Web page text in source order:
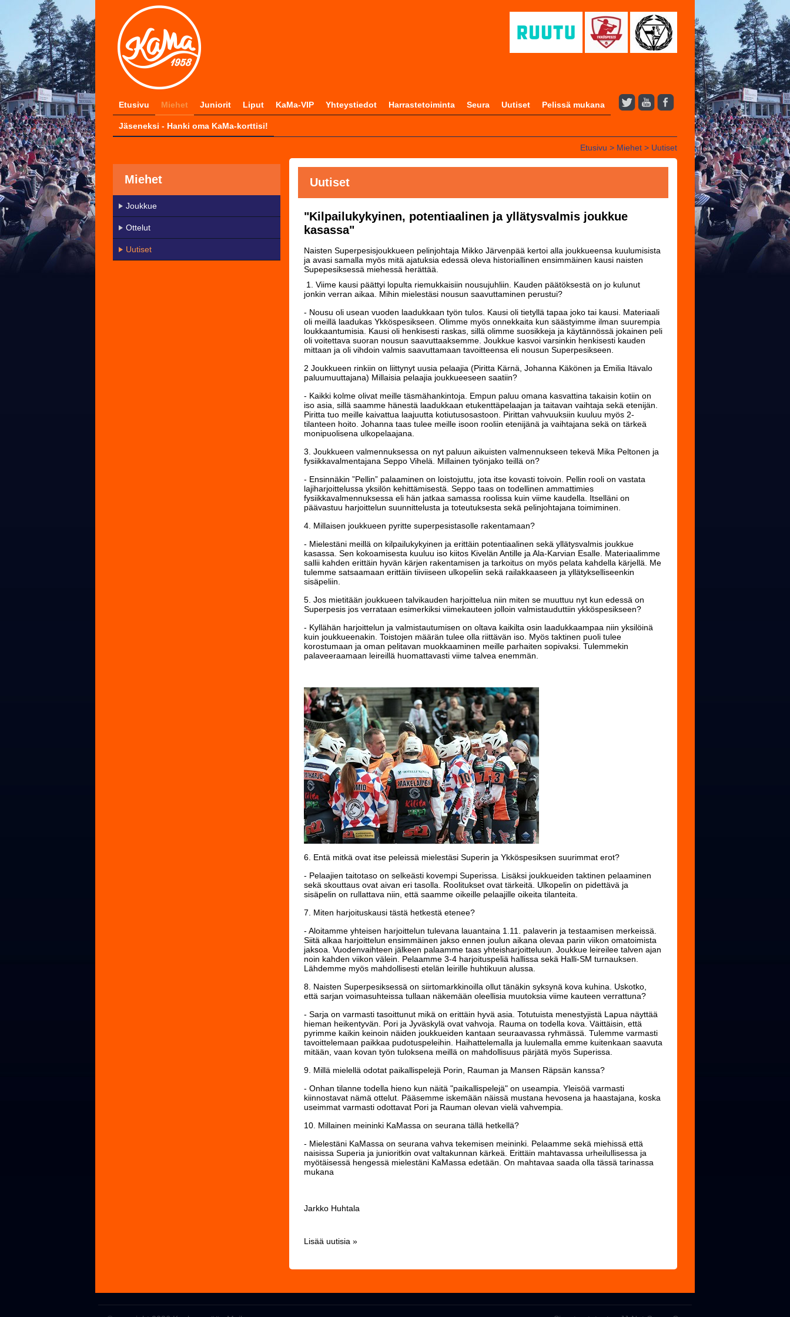
Etusivu Miehet Juniorit Liput KaMa-VIP Yhteystiedot Harrastetoiminta Seura Uutiset Pelissä mukana
Jäseneksi - Hanki oma KaMa-korttisi!
Etusivu > Miehet > Uutiset
Miehet
Joukkue
Ottelut
Uutiset
Uutiset
"Kilpailukykyinen, potentiaalinen ja yllätysvalmis joukkue
kasassa"
Naisten Superpesisjoukkueen pelinjohtaja Mikko Järvenpää kertoi alla joukkueensa kuulumisista
ja avasi samalla myös mitä ajatuksia edessä oleva historiallinen ensimmäinen kausi naisten
Supepesiksessä miehessä herättää.
1. Viime kausi päättyi lopulta riemukkaisiin nousujuhliin. Kauden päätöksestä on jo kulunut
jonkin verran aikaa. Mihin mielestäsi nousun saavuttaminen perustui?
- Nousu oli usean vuoden laadukkaan työn tulos. Kausi oli tietyllä tapaa joko tai kausi. Materiaali
oli meillä laadukas Ykköspesikseen. Olimme myös onnekkaita kun säästyimme ilman suurempia
loukkaantumisia. Kausi oli henkisesti raskas, sillä olimme suosikkeja ja käytännössä jokainen peli
oli voitettava suoran nousun saavuttaaksemme. Joukkue kasvoi varsinkin henkisesti kauden
mittaan ja oli vihdoin valmis saavuttamaan tavoitteensa eli nousun Superpesikseen.
2 Joukkueen rinkiin on liittynyt uusia pelaajia (Piritta Kärnä, Johanna Käkönen ja Emilia Itävalo
paluumuuttajana) Millaisia pelaajia joukkueeseen saatiin?
- Kaikki kolme olivat meille täsmähankintoja. Empun paluu omana kasvattina takaisin kotiin on
iso asia, sillä saamme hänestä laadukkaan etukenttäpelaajan ja taitavan vaihtaja sekä etenijän.
Piritta tuo meille kaivattua laajuutta kotiutusosastoon. Pirittan vahvuuksiin kuuluu myös 2-
tilanteen hoito. Johanna taas tulee meille isoon rooliin etenijänä ja vaihtajana sekä on tärkeä
monipuolisena ulkopelaajana.
3. Joukkueen valmennuksessa on nyt paluun aikuisten valmennukseen tekevä Mika Peltonen ja
fysiikkavalmentajana Seppo Vihelä. Millainen työnjako teillä on?
- Ensinnäkin ”Pellin” palaaminen on loistojuttu, jota itse kovasti toivoin. Pellin rooli on vastata
lajiharjoittelussa yksilön kehittämisestä. Seppo taas on todellinen ammattimies
fysiikkavalmennuksessa eli hän jatkaa samassa roolissa kuin viime kaudella. Itselläni on
päävastuu harjoittelun suunnittelusta ja toteutuksesta sekä pelinjohtajana toimiminen.
4. Millaisen joukkueen pyritte superpesistasolle rakentamaan?
- Mielestäni meillä on kilpailukykyinen ja erittäin potentiaalinen sekä yllätysvalmis joukkue
kasassa. Sen kokoamisesta kuuluu iso kiitos Kivelän Antille ja Ala-Karvian Esalle. Materiaalimme
sallii kahden erittäin hyvän kärjen rakentamisen ja tarkoitus on myös pelata kahdella kärjellä. Me
tulemme satsaamaan erittäin tiiviiseen ulkopeliin sekä railakkaaseen ja yllätykselliseenkin
sisäpeliin.
5. Jos mietitään joukkueen talvikauden harjoittelua niin miten se muuttuu nyt kun edessä on
Superpesis jos verrataan esimerkiksi viimekauteen jolloin valmistauduttiin ykköspesikseen?
- Kyllähän harjoittelun ja valmistautumisen on oltava kaikilta osin laadukkaampaa niin yksilöinä
kuin joukkueenakin. Toistojen määrän tulee olla riittävän iso. Myös taktinen puoli tulee
korostumaan ja oman pelitavan muokkaaminen meille parhaiten sopivaksi. Tulemmekin
palaveeraamaan leireillä huomattavasti viime talvea enemmän.
6. Entä mitkä ovat itse peleissä mielestäsi Superin ja Ykköspesiksen suurimmat erot?
- Pelaajien taitotaso on selkeästi kovempi Superissa. Lisäksi joukkueiden taktinen pelaaminen
sekä skouttaus ovat aivan eri tasolla. Roolitukset ovat tärkeitä. Ulkopelin on pidettävä ja
sisäpelin on rullattava niin, että saamme oikeille pelaajille oikeita tilanteita.
7. Miten harjoituskausi tästä hetkestä etenee?
- Aloitamme yhteisen harjoittelun tulevana lauantaina 1.11. palaverin ja testaamisen merkeissä.
Siitä alkaa harjoittelun ensimmäinen jakso ennen joulun aikana olevaa parin viikon omatoimista
jaksoa. Vuodenvaihteen jälkeen palaamme taas yhteisharjoitteluun. Joukkue leireilee talven ajan
noin kahden viikon välein. Pelaamme 3-4 harjoituspeliä hallissa sekä Halli-SM turnauksen.
Lähdemme myös mahdollisesti etelän leirille huhtikuun alussa.
8. Naisten Superpesiksessä on siirtomarkkinoilla ollut tänäkin syksynä kova kuhina. Uskotko,
että sarjan voimasuhteissa tullaan näkemään oleellisia muutoksia viime kauteen verrattuna?
- Sarja on varmasti tasoittunut mikä on erittäin hyvä asia. Totutuista menestyjistä Lapua näyttää
hieman heikentyvän. Pori ja Jyväskylä ovat vahvoja. Rauma on todella kova. Väittäisin, että
pyrimme kaikin keinoin näiden joukkueiden kantaan seuraavassa ryhmässä. Tulemme varmasti
tavoittelemaan paikkaa pudotuspeleihin. Haihattelemalla ja luulemalla emme kuitenkaan saavuta
mitään, vaan kovan työn tuloksena meillä on mahdollisuus pärjätä myös Superissa.
9. Millä mielellä odotat paikallispelejä Porin, Rauman ja Mansen Räpsän kanssa?
- Onhan tilanne todella hieno kun näitä "paikallispelejä" on useampia. Yleisöä varmasti
kiinnostavat nämä ottelut. Pääsemme iskemään näissä mustana hevosena ja haastajana, koska
useimmat varmasti odottavat Pori ja Rauman olevan vielä vahvempia.
10. Millainen meininki KaMassa on seurana tällä hetkellä?
- Mielestäni KaMassa on seurana vahva tekemisen meininki. Pelaamme sekä miehissä että
naisissa Superia ja junioritkin ovat valtakunnan kärkeä. Erittäin mahtavassa urheilullisessa ja
myötäisessä hengessä mielestäni KaMassa edetään. On mahtavaa saada olla tässä tarinassa
mukana
Jarkko Huhtala
Lisää uutisia »